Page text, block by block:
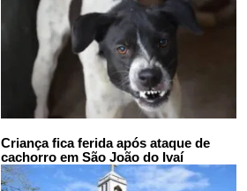
Criança fica ferida após ataque de
cachorro em São João do Ivaí